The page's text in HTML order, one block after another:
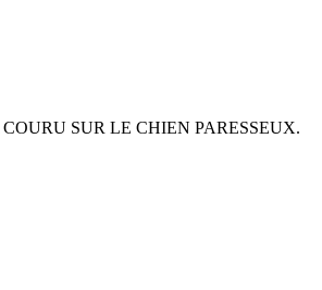
COURU SUR LE CHIEN PARESSEUX.